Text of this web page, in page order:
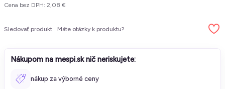
Cena bez DPH: 2,08 €
Sledovať produkt Máte otázky k produktu?
Nákupom na mespi.sk nič neriskujete:
nákup za výborné ceny